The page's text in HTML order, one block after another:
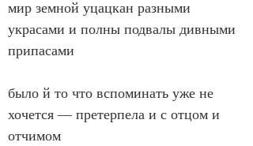
мир земной уцацкан разными
украсами и полны подвалы дивными
припасами
было й то что вспоминать уже не
хочется — претерпела и с отцом и
отчимом